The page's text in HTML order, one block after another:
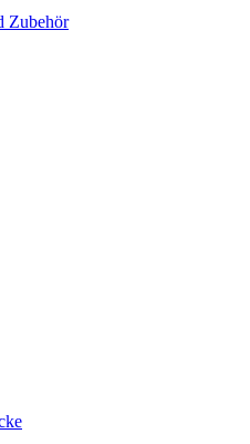
Zubehör